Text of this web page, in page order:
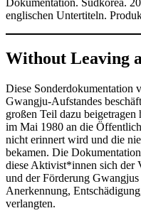
englischen Untertiteln.
Without Leaving
Diese Sonderdokumentation
Gwangju-Aufstandes
großen Teil dazu beigetragen
im Mai 1980 an die
nicht erinnert wird und die
bekamen. Die
diese Aktivist*innen sich der
und der Förderung
Anerkennung,
verlangten.